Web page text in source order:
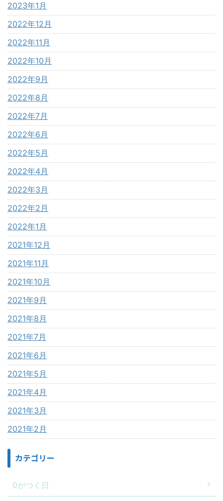
2023年1月
2022年12月
2022年11月
2022年10月
2022年9月
2022年8月
2022年7月
2022年6月
2022年5月
2022年4月
2022年3月
2022年2月
2022年1月
2021年12月
2021年11月
2021年10月
2021年9月
2021年8月
2021年7月
2021年6月
2021年5月
2021年4月
2021年3月
2021年2月
カテゴリー
0がつく日